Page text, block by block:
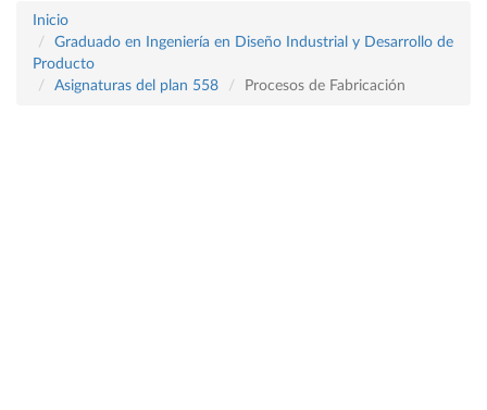
Inicio
Graduado en Ingeniería en Diseño Industrial y Desarrollo de
Producto
Asignaturas del plan 558
Procesos de Fabricación